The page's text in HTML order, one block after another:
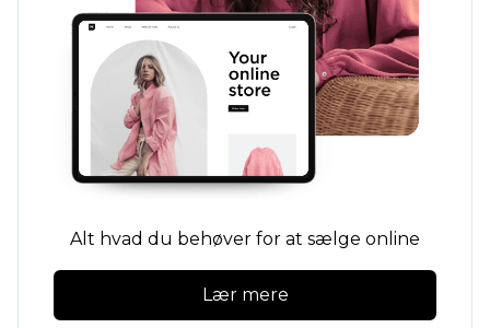
Alt hvad du behøver for at sælge online
Lær mere